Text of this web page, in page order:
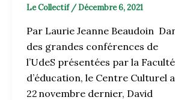
Le Collectif /Décembre 6, 2021
Par Laurie Jeanne Beaudoin
des grandes conférences de
l’UdeS présentées par la Faculté
d’éducation, le Centre Culturel
22 novembre dernier, David